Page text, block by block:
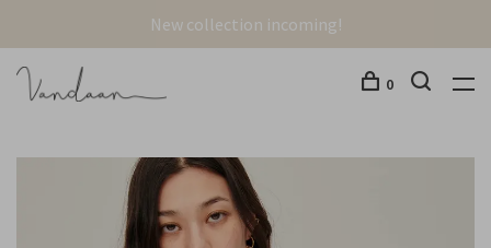
New collection incoming!
0